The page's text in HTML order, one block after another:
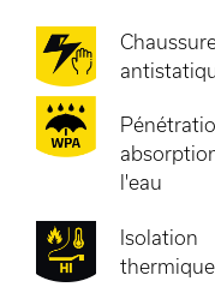
l'eau
Isolation